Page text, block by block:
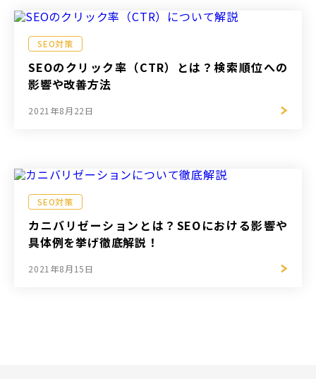
SEO対策
SEOのクリック率（CTR）とは？検索順位への
影響や改善方法
2021年8月22日
SEO対策
カニバリゼーションとは？SEOにおける影響や
具体例を挙げ徹底解説！
2021年8月15日